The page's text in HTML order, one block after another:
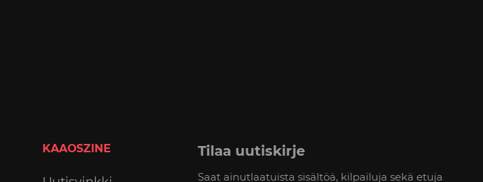
KAAOSZINE Tilaa uutiskirje
Saat ainutlaatuista sisältöä, kilpailuja sekä etuja